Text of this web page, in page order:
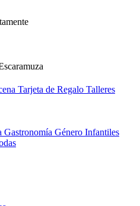
Tarjeta de Regalo Talleres
Gastronomía Género Infantiles